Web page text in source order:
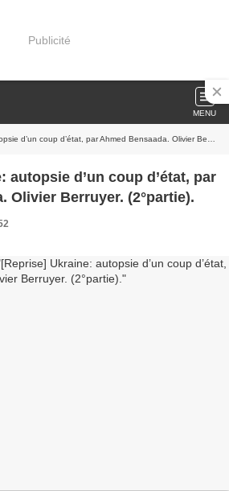
Publicité
MENU
coup d’état, par Ahmed Bensaada. Olivier Berruyer. (2°partie).
autopsie d’un coup d’état, par
Olivier Berruyer. (2°partie).